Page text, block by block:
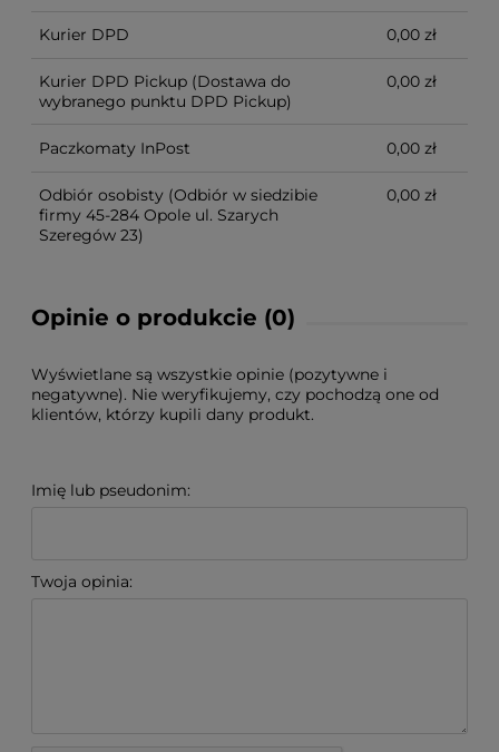
Kurier DPD 0,00 zł
Kurier DPD Pickup (Dostawa do
wybranego punktu DPD Pickup)
0,00 zł
Paczkomaty InPost 0,00 zł
Odbiór osobisty (Odbiór w siedzibie
firmy 45-284 Opole ul. Szarych
Szeregów 23)
0,00 zł
Opinie o produkcie (0)
Wyświetlane są wszystkie opinie (pozytywne i
negatywne). Nie weryfikujemy, czy pochodzą one od
klientów, którzy kupili dany produkt.
Imię lub pseudonim:
Twoja opinia: